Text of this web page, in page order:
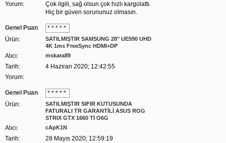
Yorum:
Çok ilgili, sağ olsun çok hızlı kargolattı.
Hiç bir güven sorununuz olmasın.
Genel Puan
* * * * *
Ürün:
SATILMIŞTIR SAMSUNG 28" UE590 UHD
4K 1ms FreeSync HDMI+DP
Alıcı: mskara89
Tarih:
4 Haziran 2020; 12:42:55
Yorum:
Genel Puan
* * * * *
Ürün:
SATILMIŞTIR SIFIR KUTUSUNDA
FATURALI TR GARANTİLİ ASUS ROG
STRIX GTX 1660 Tİ O6G
Alıcı: cApK1N
Tarih: 28 Mayıs 2020; 12:59:19